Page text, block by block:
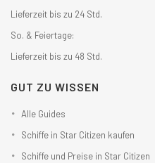
Lieferzeit bis zu 24 Std.
So. & Feiertage:
Lieferzeit bis zu 48 Std.
GUT ZU WISSEN
Alle Guides
Schiffe in Star Citizen kaufen
Schiffe und Preise in Star Citizen